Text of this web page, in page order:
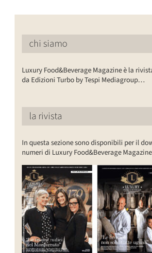
chi siamo
Luxury Food&Beverage Magazine è la
da Edizioni Turbo by Tespi Mediagroup…
la rivista
In questa sezione sono disponibili per il
numeri di Luxury Food&Beverage